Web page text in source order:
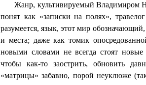
Жанр, культивируемый Владимиром
понят как «записки на полях»,
разумеется, язык, этот мир
и места; даже как томик
новыми словами не всегда стоят
чтобы как-то заострить, обновить
«матрицы» забавно, порой неуклюже